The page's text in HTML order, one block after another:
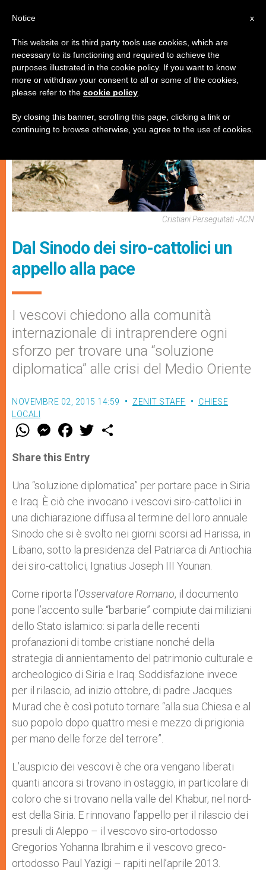
CHIESE LOCALI
Cristiani Perseguitati -ACN
Dal Sinodo dei siro-cattolici un
appello alla pace
I vescovi chiedono alla comunità
internazionale di intraprendere ogni
sforzo per trovare una “soluzione
diplomatica” alle crisi del Medio Oriente
NOVEMBRE 02, 2015 14:59 ZENIT STAFF
CHIESE
LOCALI
W
t
s
p
p
M
e
s
e
g
e
r
F
a
e
b
o
k
w
r
Share this Entry
Una “soluzione diplomatica” per portare pace in Siria
e Iraq. È ciò che invocano i vescovi siro-cattolici in
una dichiarazione diffusa al termine del loro annuale
Sinodo che si è svolto nei giorni scorsi ad Harissa, in
Libano, sotto la presidenza del Patriarca di Antiochia
dei siro-cattolici, Ignatius Joseph III Younan.
Come riporta l’Osservatore Romano, il documento
pone l’accento sulle “barbarie” compiute dai miliziani
dello Stato islamico: si parla delle recenti
profanazioni di tombe cristiane nonché della
strategia di annientamento del patrimonio culturale e
archeologico di Siria e Iraq. Soddisfazione invece
per il rilascio, ad inizio ottobre, di padre Jacques
Murad che è così potuto tornare “alla sua Chiesa e al
suo popolo dopo quattro mesi e mezzo di prigionia
per mano delle forze del terrore”.
L’auspicio dei vescovi è che ora vengano liberati
quanti ancora si trovano in ostaggio, in particolare di
coloro che si trovano nella valle del Khabur, nel nord-
est della Siria. E rinnovano l’appello per il rilascio dei
presuli di Aleppo – il vescovo siro-ortodosso
Gregorios Yohanna Ibrahim e il vescovo greco-
ortodosso Paul Yazigi – rapiti nell’aprile 2013.
x
Notice
This website or its third party tools use cookies, which are
necessary to its functioning and required to achieve the
purposes illustrated in the cookie policy. If you want to know
more or withdraw your consent to all or some of the cookies,
please refer to the cookie policy
By closing this banner, scrolling this page, clicking a link or
continuing to browse otherwise, you agree to the use of cookies.